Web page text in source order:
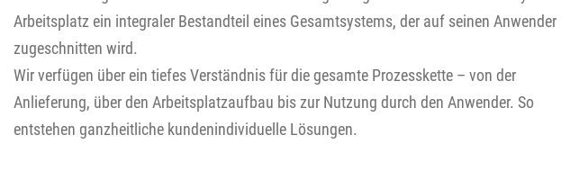
Arbeitsplatz ein integraler Bestandteil eines Gesamtsystems, der auf seinen Anwender
zugeschnitten wird.
Wir verfügen über ein tiefes Verständnis für die gesamte Prozesskette – von der
Anlieferung, über den Arbeitsplatzaufbau bis zur Nutzung durch den Anwender. So
entstehen ganzheitliche kundenindividuelle Lösungen.